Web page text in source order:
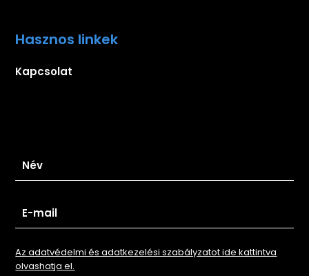
Hasznos linkek
Kapcsolat
Az adatvédelmi és adatkezelési szabályzatot ide kattintva
olvashatja el.